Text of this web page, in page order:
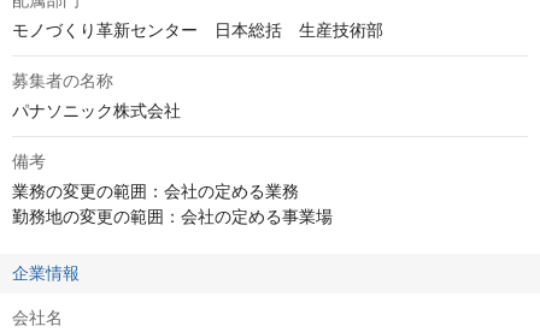
モノづくり革新センター　日本総括　生産技術部
募集者の名称
パナソニック株式会社
備考
業務の変更の範囲：会社の定める業務
勤務地の変更の範囲：会社の定める事業場
企業情報
会社名